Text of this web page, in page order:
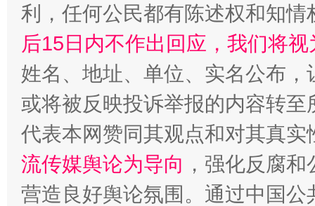
这是一记警钟！ 谢
利，任何公民都有陈述权和知情
后15日内不作出回应，我们将
姓名、地址、单位、实名公布
或将被反映投诉举报的内容转
代表本网赞同其观点和对其真实
流传媒舆论为导向 ，强化反腐
营造良好舆论氛围。通过中国